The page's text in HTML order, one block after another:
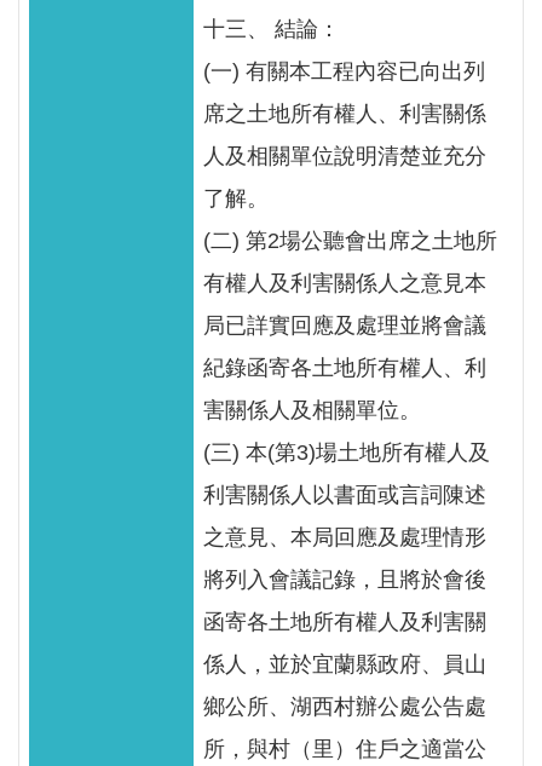
十三、 結論：
(一) 有關本工程內容已向出列
席之土地所有權人、利害關係
人及相關單位說明清楚並充分
了解。
(二) 第2場公聽會出席之土地所
有權人及利害關係人之意見本
局已詳實回應及處理並將會議
紀錄函寄各土地所有權人、利
害關係人及相關單位。
(三) 本(第3)場土地所有權人及
利害關係人以書面或言詞陳述
之意見、本局回應及處理情形
將列入會議記錄，且將於會後
函寄各土地所有權人及利害關
係人，並於宜蘭縣政府、員山
鄉公所、湖西村辦公處公告處
所，與村（里）住戶之適當公